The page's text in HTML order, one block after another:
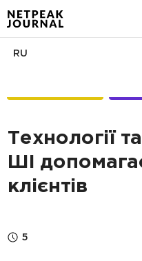
RU
Технології
ШІ
клієнтів
5